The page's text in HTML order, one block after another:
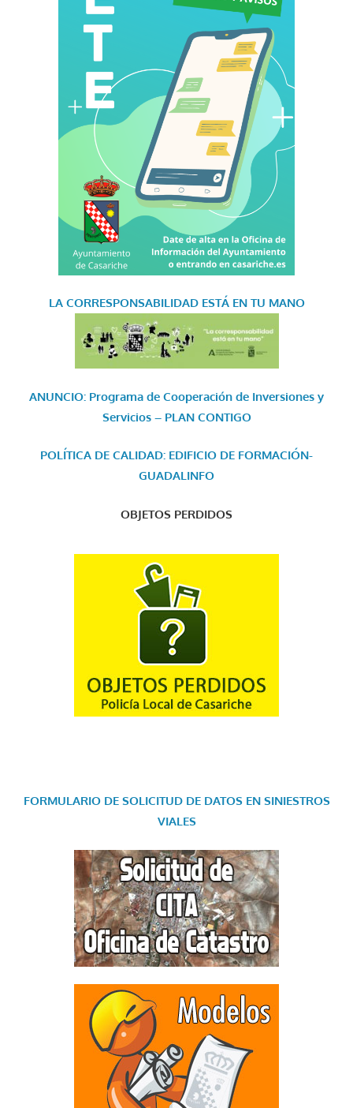
LA CORRESPONSABILIDAD ESTÁ EN TU MANO
ANUNCIO: Programa de Cooperación de Inversiones y
Servicios – PLAN CONTIGO
POLÍTICA DE CALIDAD: EDIFICIO DE FORMACIÓN-
GUADALINFO
OBJETOS PERDIDOS
FORMULARIO DE SOLICITUD DE DATOS EN SINIESTROS
VIALES